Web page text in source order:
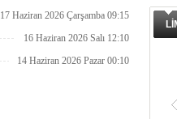
17 Haziran 2026 Çarşamba 09:15
16 Haziran 2026 Salı 12:10
14 Haziran 2026 Pazar 00:10